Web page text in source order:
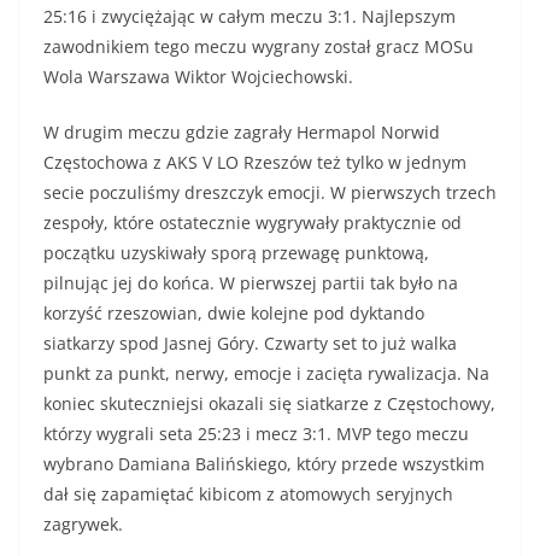
25:16 i zwyciężając w całym meczu 3:1. Najlepszym
zawodnikiem tego meczu wygrany został gracz MOSu
Wola Warszawa Wiktor Wojciechowski.
W drugim meczu gdzie zagrały Hermapol Norwid
Częstochowa z AKS V LO Rzeszów też tylko w jednym
secie poczuliśmy dreszczyk emocji. W pierwszych trzech
zespoły, które ostatecznie wygrywały praktycznie od
początku uzyskiwały sporą przewagę punktową,
pilnując jej do końca. W pierwszej partii tak było na
korzyść rzeszowian, dwie kolejne pod dyktando
siatkarzy spod Jasnej Góry. Czwarty set to już walka
punkt za punkt, nerwy, emocje i zacięta rywalizacja. Na
koniec skuteczniejsi okazali się siatkarze z Częstochowy,
którzy wygrali seta 25:23 i mecz 3:1. MVP tego meczu
wybrano Damiana Balińskiego, który przede wszystkim
dał się zapamiętać kibicom z atomowych seryjnych
zagrywek.